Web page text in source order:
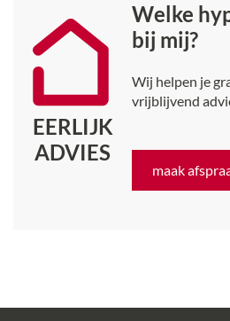
EERLIJK
ADVIES
Welke
bij mij?
Wij helpen je
vrijblijvend
maak